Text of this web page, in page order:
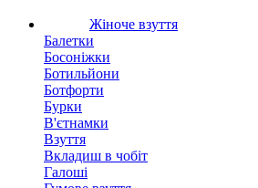
Жіноче взуття
Балетки
Босоніжки
Ботильйони
Ботфорти
Бурки
В'єтнамки
Взуття
Вкладиш в чобіт
Галоші